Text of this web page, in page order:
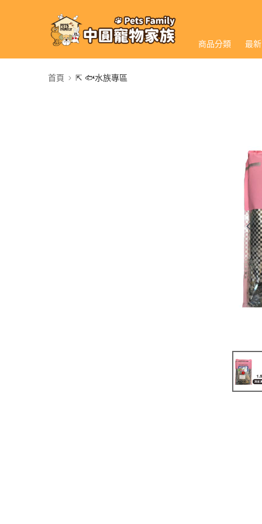
商品分類 最
首頁 ⇱ 🐟水族專區